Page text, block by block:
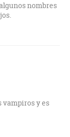
nombres
vampiros y es